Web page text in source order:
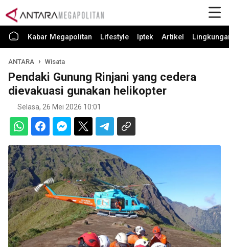
Kabar Megapolitan Lifestyle Iptek Artikel
ANTARA Wisata
Pendaki Gunung Rinjani yang cedera
dievakuasi gunakan helikopter
Selasa, 26 Mei 2026 10:01